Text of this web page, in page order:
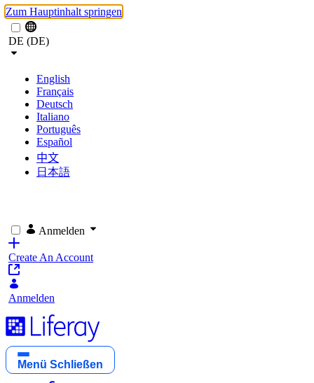
Zum Hauptinhalt springen
DE (DE)
English
Français
Deutsch
Italiano
Português
Español
中文
日本語
Anmelden
Create An Account
Anmelden
Menü Schließen